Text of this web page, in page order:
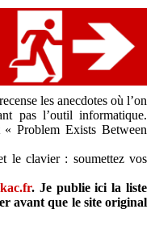
les anecdotes où l’on
pas l’outil informatique.
Problem Exists Between
le clavier : soumettez vos
. Je publie ici la liste
avant que le site original